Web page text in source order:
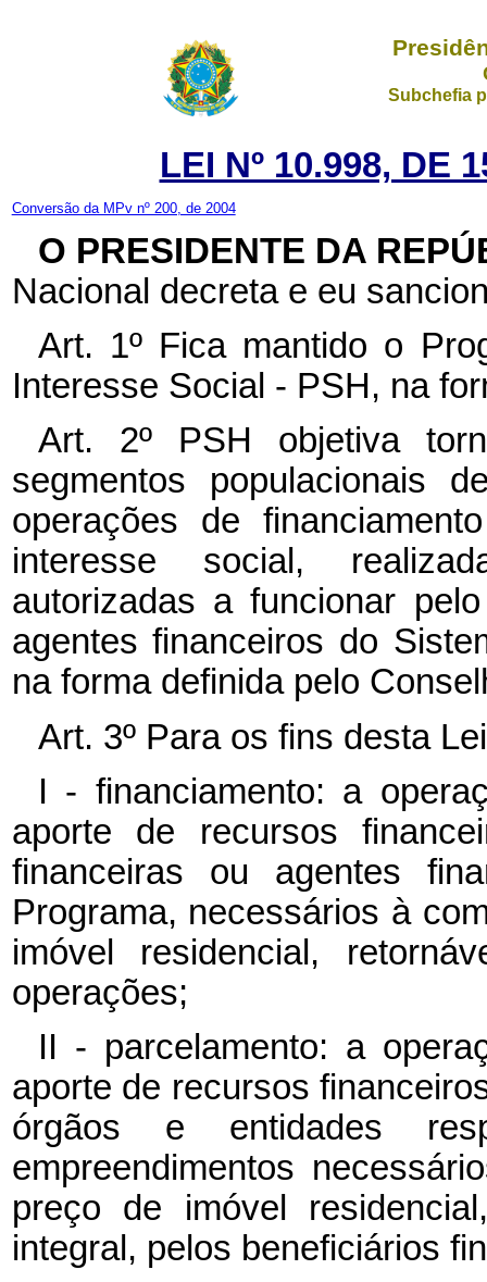
Subchefia
LEI Nº 10.998, DE
Conversão da MPv nº 200, de 2004
O PRESIDENTE DA
Nacional decreta e eu
Art. 1º Fica mantido o
Interesse Social - PSH, na
Art. 2º PSH objetiva
segmentos populacionais
operações de
interesse social,
autorizadas a funcionar
agentes financeiros do
na forma definida pelo
Art. 3º Para os fins desta
I - financiamento: a
aporte de recursos
financeiras ou agentes
Programa, necessários à
imóvel residencial,
operações;
II - parcelamento: a
aporte de recursos
órgãos e entidades
empreendimentos
preço de imóvel
integral, pelos beneficiários